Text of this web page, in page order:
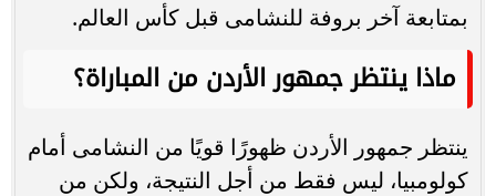
بمتابعة آخر بروفة للنشامى قبل كأس العالم.
ماذا ينتظر جمهور الأردن من المباراة؟
ينتظر جمهور الأردن ظهورًا قويًا من النشامى أمام
كولومبيا، ليس فقط من أجل النتيجة، ولكن من